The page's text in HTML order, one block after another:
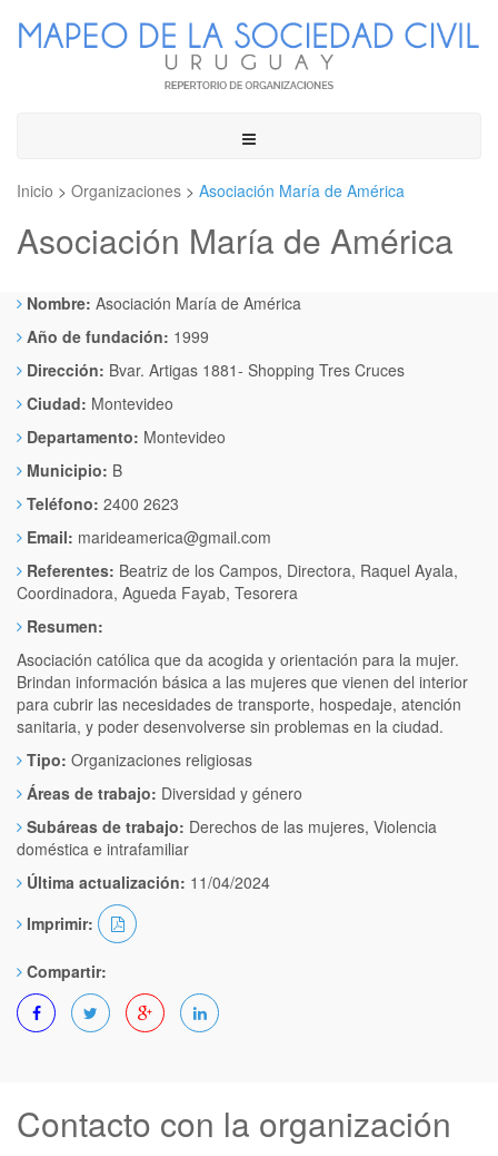
Toggle
Inicio > Organizaciones > Asociación María de América
Asociación María de América
Nombre: Asociación María de América
Año de fundación: 1999
Dirección: Bvar. Artigas 1881- Shopping Tres Cruces
Ciudad: Montevideo
Departamento: Montevideo
Municipio: B
Teléfono: 2400 2623
Email: marideamerica@gmail.com
Referentes: Beatriz de los Campos, Directora, Raquel Ayala,
Coordinadora, Agueda Fayab, Tesorera
Resumen:
Asociación católica que da acogida y orientación para la mujer.
Brindan información básica a las mujeres que vienen del interior
para cubrir las necesidades de transporte, hospedaje, atención
sanitaria, y poder desenvolverse sin problemas en la ciudad.
Tipo: Organizaciones religiosas
Áreas de trabajo: Diversidad y género
Subáreas de trabajo: Derechos de las mujeres, Violencia
doméstica e intrafamiliar
Última actualización: 11/04/2024
Imprimir:
Compartir:
Contacto con la organización